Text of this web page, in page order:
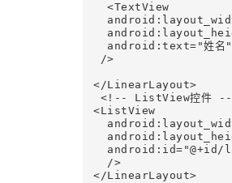
  <TextView
  android:text="姓名"
/>
</LinearLayout>
<!-- ListView控件
<ListView
android:id="@+id/
  />
</LinearLayout>